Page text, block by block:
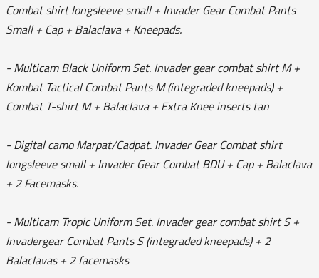
Combat shirt longsleeve small + Invader Gear Combat Pants
Small + Cap + Balaclava + Kneepads.
- Multicam Black Uniform Set. Invader gear combat shirt M +
Kombat Tactical Combat Pants M (integraded kneepads) +
Combat T-shirt M + Balaclava + Extra Knee inserts tan
- Digital camo Marpat/Cadpat. Invader Gear Combat shirt
longsleeve small + Invader Gear Combat BDU + Cap + Balaclava
+ 2 Facemasks.
- Multicam Tropic Uniform Set. Invader gear combat shirt S +
Invadergear Combat Pants S (integraded kneepads) + 2
Balaclavas + 2 facemasks